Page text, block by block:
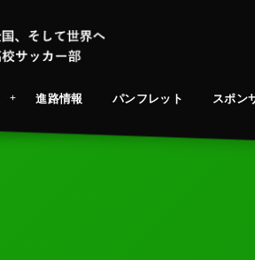
進路情報 パンフレット スポン